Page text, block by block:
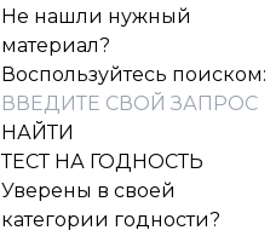
Не нашли нужный
материал?
Воспользуйтесь поиском:
ТЕСТ НА ГОДНОСТЬ
Уверены в своей
категории годности?